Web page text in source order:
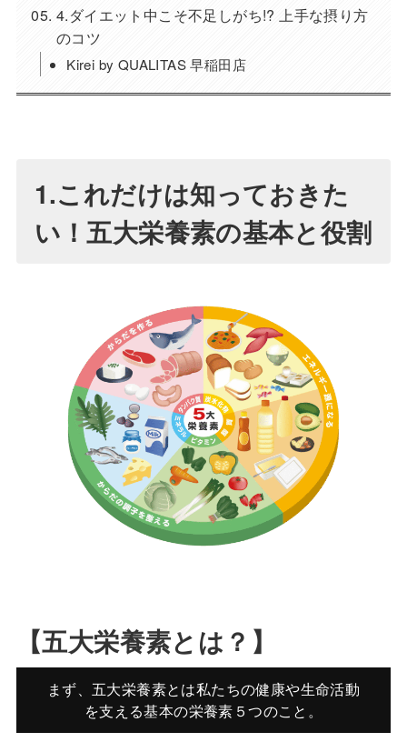
4.ダイエット中こそ不足しがち!? 上手な摂り方
のコツ
Kirei by QUALITAS 早稲田店
1.これだけは知っておきた
い！五大栄養素の基本と役割
【五大栄養素とは？】
まず、五大栄養素とは私たちの健康や生命活動
を支える基本の栄養素５つのこと。